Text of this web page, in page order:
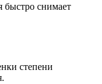
быстро снимает
степени